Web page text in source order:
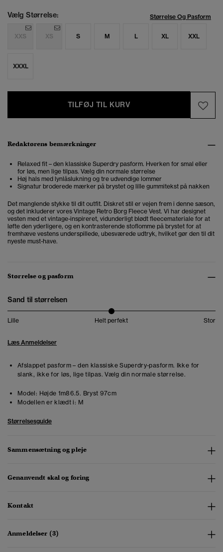
Vælg Størrelse: Størrelse Og Pasform
XXS XS S M L XL XXL
XXXL
TILFØJ TIL KURV
Redaktørens bemærkninger
Relaxed fit – den klassiske Superdry pasform. Hverken for smal eller
for løs, men lige tilpas. Vælg din normale størrelse
Høj hals med lynlåslukning og tre udvendige lommer
Signatur broderede mærker på brystet og lille gummitekst på nakken
Det manglende stykke til dit outfit. Diskret stil er vejen frem i denne sæson,
og det inkluderer vores Vintage Retro Borg Fleece Vest. Vi har designet
vesten med et vintage-inspireret, vidunderligt blødt fleecemateriale for at
løfte den yderligere, og en kontrasterende stoflomme på brystet for at
fremhæve vestens underspillede, ubesværede udtryk, hvilket gør den til dit
nyeste must-have.
Størrelse og pasform
Sand til størrelsen
Lille Helt perfekt Stor
Læs Anmeldelser
Afslappet pasform – den klassiske Superdry-pasform. Ikke for
slank, ikke for løs, lige tilpas. Vælg din normale størrelse.
Model: Højde 1m86.5. Bryst 97cm
Modellen er klædt i: M
Størrelsesguide
Sammensætning og pleje
Genanvendt skal og foring
Kontakt
Anmeldelser (3)